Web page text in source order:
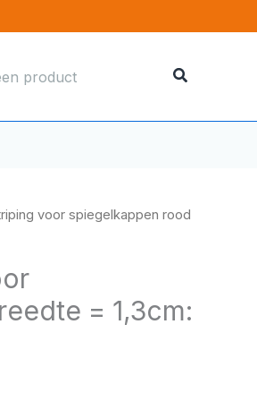
voor spiegelkappen rood
= 1,3cm: